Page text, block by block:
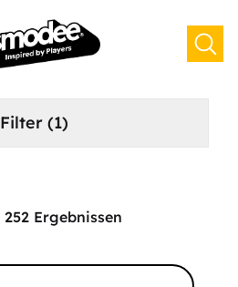
Filter (1)
252 Ergebnissen